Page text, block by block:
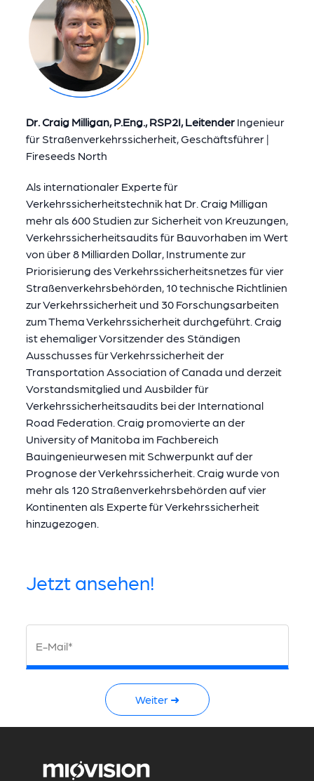
Dr. Craig Milligan, P.Eng., RSP2I, Leitender Ingenieur
für Straßenverkehrssicherheit, Geschäftsführer |
Fireseeds North
Als internationaler Experte für
Verkehrssicherheitstechnik hat Dr. Craig Milligan
mehr als 600 Studien zur Sicherheit von Kreuzungen,
Verkehrssicherheitsaudits für Bauvorhaben im Wert
von über 8 Milliarden Dollar, Instrumente zur
Priorisierung des Verkehrssicherheitsnetzes für vier
Straßenverkehrsbehörden, 10 technische Richtlinien
zur Verkehrssicherheit und 30 Forschungsarbeiten
zum Thema Verkehrssicherheit durchgeführt. Craig
ist ehemaliger Vorsitzender des Ständigen
Ausschusses für Verkehrssicherheit der
Transportation Association of Canada und derzeit
Vorstandsmitglied und Ausbilder für
Verkehrssicherheitsaudits bei der International
Road Federation. Craig promovierte an der
University of Manitoba im Fachbereich
Bauingenieurwesen mit Schwerpunkt auf der
Prognose der Verkehrssicherheit. Craig wurde von
mehr als 120 Straßenverkehrsbehörden auf vier
Kontinenten als Experte für Verkehrssicherheit
hinzugezogen.
Jetzt ansehen!
E-Mail*
Weiter ➜